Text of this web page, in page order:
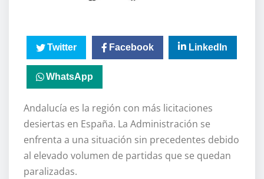
Twitter Facebook LinkedIn
WhatsApp
Andalucía es la región con más licitaciones
desiertas en España. La Administración se
enfrenta a una situación sin precedentes debido
al elevado volumen de partidas que se quedan
paralizadas.